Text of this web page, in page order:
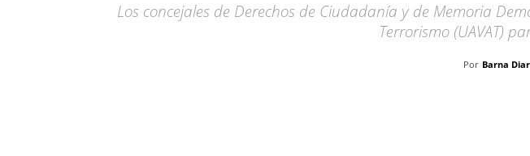
Los concejales de Derechos de Ciudadanía y de Memoria
Terrorismo (UAVAT)
Por Barna